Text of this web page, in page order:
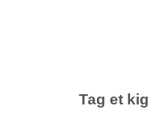
Tag et